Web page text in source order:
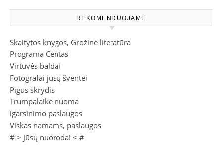
REKOMENDUOJAME
Skaitytos knygos, Grožinė literatūra
Programa Centas
Virtuvės baldai
Fotografai jūsų šventei
Pigus skrydis
Trumpalaikė nuoma
igarsinimo paslaugos
Viskas namams, paslaugos
# > Jūsų nuoroda! < #